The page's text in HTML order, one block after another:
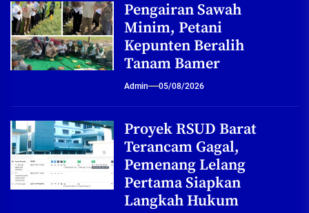
Pengairan Sawah
Minim, Petani
Kepunten Beralih
Tanam Bamer
Admin 05/08/2026
Proyek RSUD Barat
Terancam Gagal,
Pemenang Lelang
Pertama Siapkan
Langkah Hukum